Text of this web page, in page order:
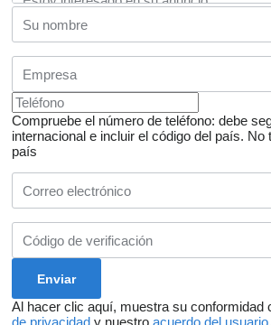
Compruebe el número de teléfono: debe
internacional e incluir el código del país. No
país
Al hacer clic aquí, muestra su conformidad